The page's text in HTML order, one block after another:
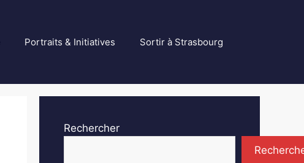
Portraits & Initiatives Sortir à Strasbourg
Rechercher